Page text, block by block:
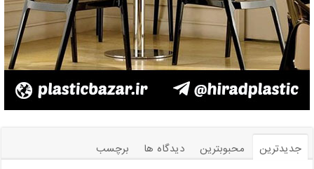
جدیدترین محبوبترین دیدگاه ها
برچسب